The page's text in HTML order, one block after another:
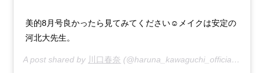
美的8月号良かったら見てみてください☺︎メイクは安定の
河北大先生。
A post shared by 川口春奈 (@haruna_kawaguchi_official) on